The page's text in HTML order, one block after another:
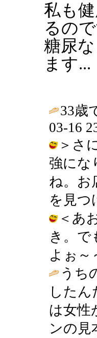
私も
るの
糖尿
ます...
33歳
03-16
＞さ
強にな
ね。お
を見つ
＜あ
き。で
よぉ～
うち
した
は女性
ンの見